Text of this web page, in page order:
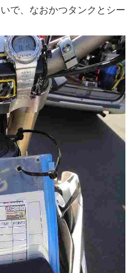
で、なおかつタンクとシー